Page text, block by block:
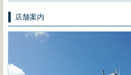
店舗案内